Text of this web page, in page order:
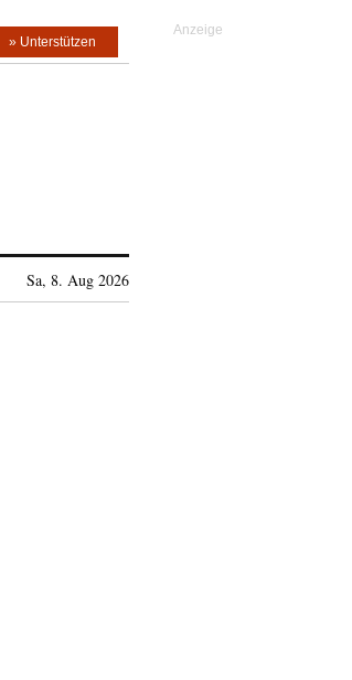
» Unterstützen
Sa, 8. Aug 2026